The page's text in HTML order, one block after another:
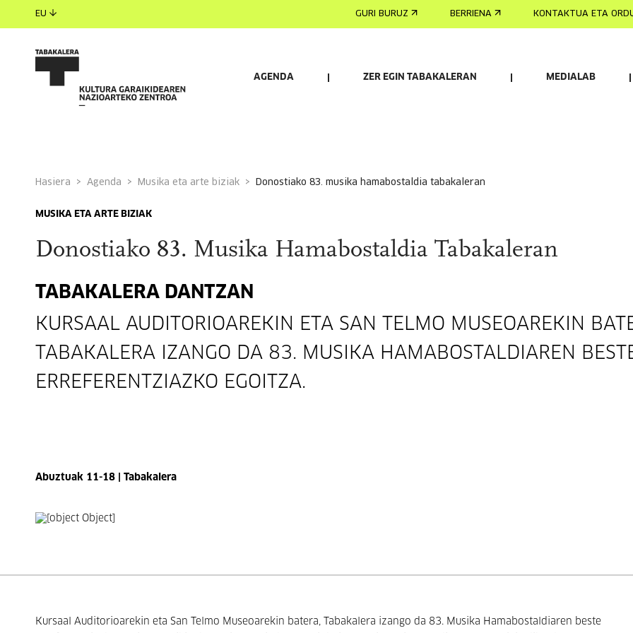
EU GURI BURUZ BERRIENA KONTAKTUA ETA
AGENDA ZER EGIN TABAKALERAN MEDIALAB
Hasiera Agenda Musika eta arte biziak donostiako 83. musika hamabostaldia tabakaleran
MUSIKA ETA ARTE BIZIAK
Donostiako 83. Musika Hamabostaldia Tabakaleran
TABAKALERA DANTZAN
KURSAAL AUDITORIOAREKIN ETA SAN TELMO MUSEOAREKIN
TABAKALERA IZANGO DA 83. MUSIKA HAMABOSTALDIAREN
ERREFERENTZIAZKO EGOITZA.
Abuztuak 11-18 | Tabakalera
Kursaal Auditorioarekin eta San Telmo Museoarekin batera, Tabakalera izango da 83. Musika Hamabostaldiaren beste